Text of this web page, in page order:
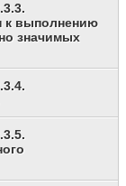
к выполнению
значимых